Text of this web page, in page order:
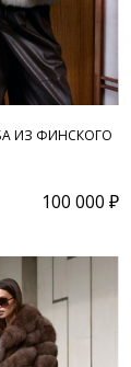
ИЗ ФИНСКОГО
100 000 ₽